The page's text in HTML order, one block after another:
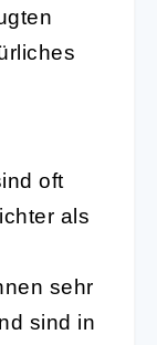
oft
als
sehr
sind in